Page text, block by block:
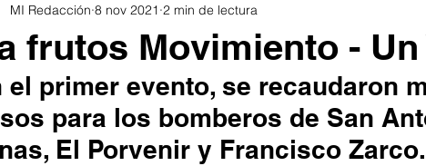
frutos Movimiento -
MI Redacción 8 nov 2021 2 min de lectura
el primer evento, se recaudaron
para los bomberos de San
El Porvenir y Francisco Zarco.